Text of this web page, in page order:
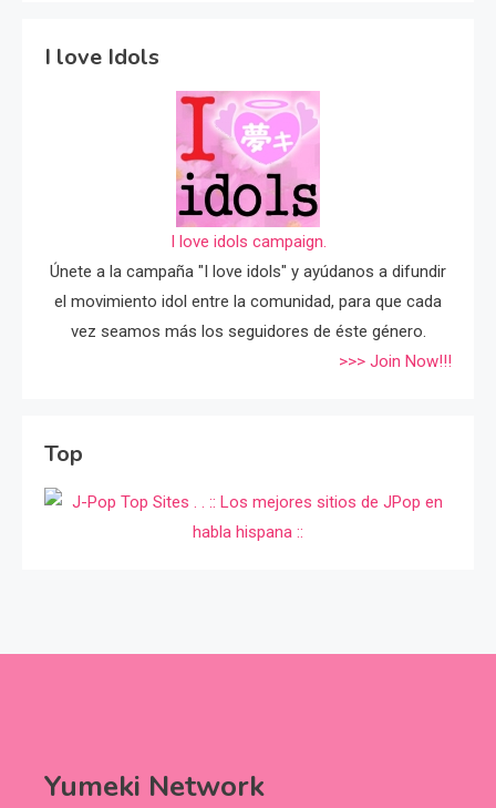
I love Idols
I love idols campaign.
Únete a la campaña "I love idols" y ayúdanos a difundir
el movimiento idol entre la comunidad, para que cada
vez seamos más los seguidores de éste género.
>>> Join Now!!!
Top
Yumeki Network